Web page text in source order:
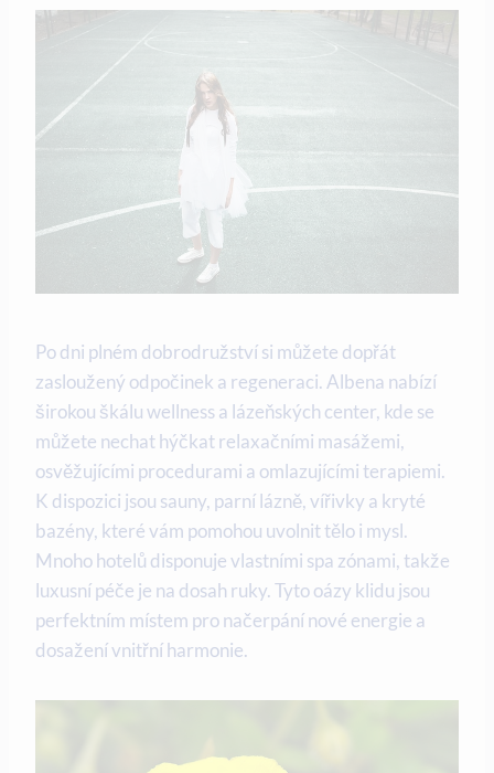
Po dni plném dobrodružství si můžete dopřát
zasloužený odpočinek a regeneraci. Albena nabízí
širokou škálu wellness a lázeňských center, kde se
můžete nechat hýčkat relaxačními masážemi,
osvěžujícími procedurami a omlazujícími terapiemi.
K dispozici jsou sauny, parní lázně, vířivky a kryté
bazény, které vám pomohou uvolnit tělo i mysl.
Mnoho hotelů disponuje vlastními spa zónami, takže
luxusní péče je na dosah ruky. Tyto oázy klidu jsou
perfektním místem pro načerpání nové energie a
dosažení vnitřní harmonie.